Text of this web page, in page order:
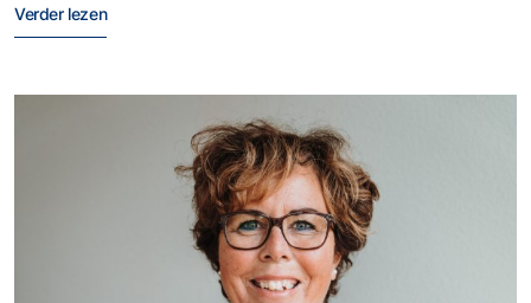
Verder lezen